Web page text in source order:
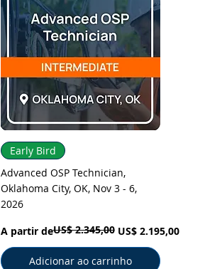
Visualização rápida
Early Bird
Advanced OSP Technician,
Oklahoma City, OK, Nov 3 - 6,
2026
A partir de
Preço normalUS$ 2.345,00 US$ 2.195,00
Preço promocional
Adicionar ao carrinho